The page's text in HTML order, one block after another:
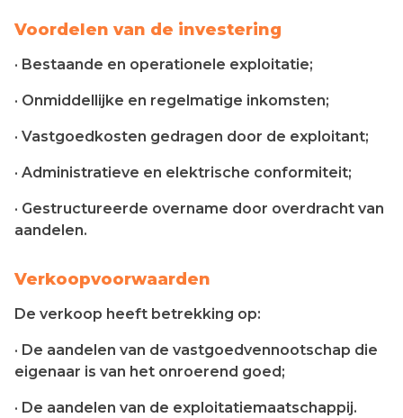
Voordelen van de investering
· Bestaande en operationele exploitatie;
· Onmiddellijke en regelmatige inkomsten;
· Vastgoedkosten gedragen door de exploitant;
· Administratieve en elektrische conformiteit;
· Gestructureerde overname door overdracht van
aandelen.
Verkoopvoorwaarden
De verkoop heeft betrekking op:
· De aandelen van de vastgoedvennootschap die
eigenaar is van het onroerend goed;
· De aandelen van de exploitatiemaatschappij.